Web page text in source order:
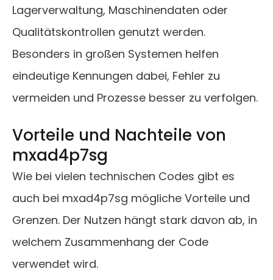
Lagerverwaltung, Maschinendaten oder
Qualitätskontrollen genutzt werden.
Besonders in großen Systemen helfen
eindeutige Kennungen dabei, Fehler zu
vermeiden und Prozesse besser zu verfolgen.
Vorteile und Nachteile von
mxad4p7sg
Wie bei vielen technischen Codes gibt es
auch bei mxad4p7sg mögliche Vorteile und
Grenzen. Der Nutzen hängt stark davon ab, in
welchem Zusammenhang der Code
verwendet wird.